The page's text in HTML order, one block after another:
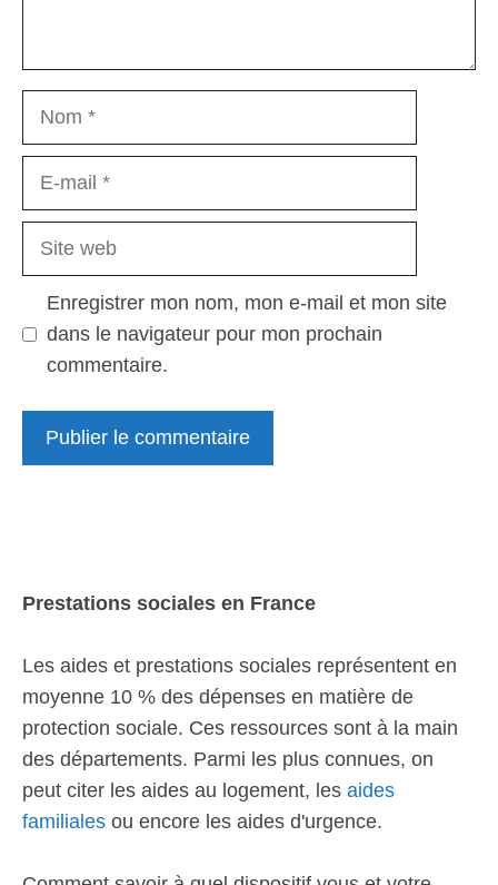
Nom
Site
Enregistrer mon nom, mon e-mail et mon site
dans le navigateur pour mon prochain
commentaire.
Prestations sociales en France
Les aides et prestations sociales représentent en
moyenne 10 % des dépenses en matière de
protection sociale. Ces ressources sont à la main
des départements. Parmi les plus connues, on
peut citer les aides au logement, les aides
familiales ou encore les aides d'urgence.